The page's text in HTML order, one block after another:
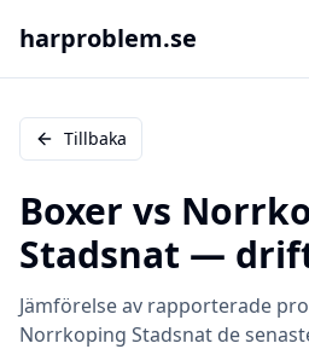
harproblem.se
Tillbaka
Boxer vs
Stadsnat —
Jämförelse av rapporterade
Norrkoping Stadsnat de